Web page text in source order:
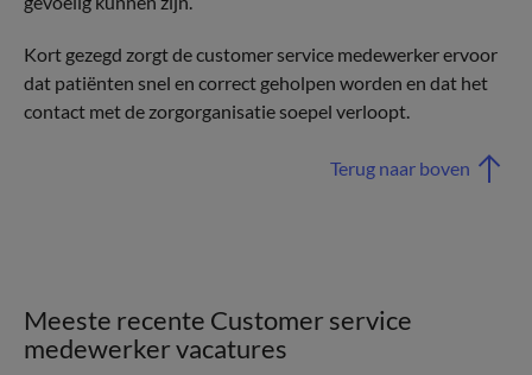
Kort gezegd zorgt de customer service medewerker ervoor
dat patiënten snel en correct geholpen worden en dat het
contact met de zorgorganisatie soepel verloopt.
Terug naar boven
Meeste recente Customer service
medewerker vacatures